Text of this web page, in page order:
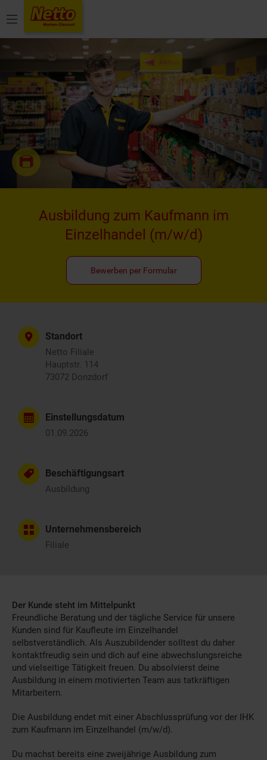
Menü
Ausbildung zum Kaufmann im
Einzelhandel (m/w/d)
Bewerben per Formular
Standort
Netto Filiale
Hauptstr. 114
73072 Donzdorf
Einstellungsdatum
01.09.2026
Beschäftigungsart
Ausbildung
Unternehmensbereich
Filiale
Der Kunde steht im Mittelpunkt
Freundliche Beratung und der tägliche Service für unsere
Kunden sind für Kaufleute im Einzelhandel
selbstverständlich. Als Auszubildender solltest du daher
kontaktfreudig sein und dich auf eine abwechslungsreiche
und vielseitige Tätigkeit freuen. Du absolvierst deine
Ausbildung in einem motivierten Team aus tatkräftigen
Mitarbeitern.
Die Ausbildung endet mit einer Abschlussprüfung vor der IHK
zum Kaufmann im Einzelhandel (m/w/d).
Du machst bereits eine zweijährige Ausbildung zum